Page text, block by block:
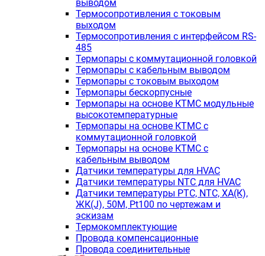
выводом
Термосопротивления с токовым
выходом
Термосопротивления с интерфейсом RS-
485
Термопары с коммутационной головкой
Термопары с кабельным выводом
Термопары с токовым выходом
Термопары бескорпусные
Термопары на основе КТМС модульные
высокотемпературные
Термопары на основе КТМС с
коммутационной головкой
Термопары на основе КТМС с
кабельным выводом
Датчики температуры для HVAC
Датчики температуры NTC для HVAC
Датчики температуры PTС, NTC, ХА(К),
ЖК(J), 50М, Pt100 по чертежам и
эскизам
Термокомплектующие
Провода компенсационные
Провода соединительные